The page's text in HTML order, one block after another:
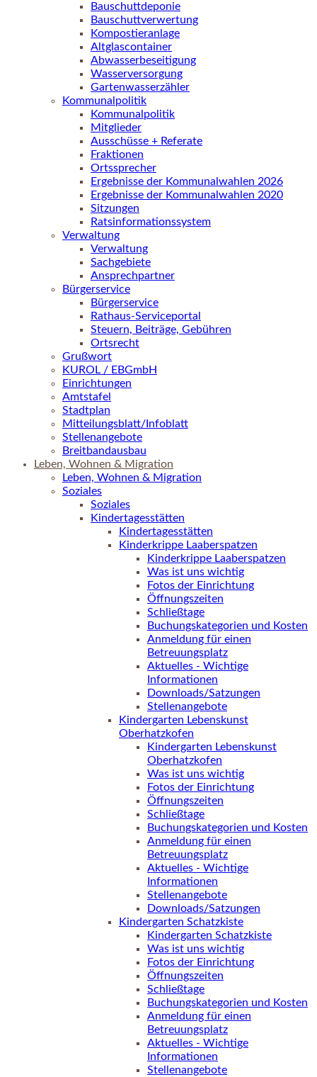
Bauschuttdeponie
Bauschuttverwertung
Kompostieranlage
Altglascontainer
Abwasserbeseitigung
Wasserversorgung
Gartenwasserzähler
Kommunalpolitik
Kommunalpolitik
Mitglieder
Ausschüsse + Referate
Fraktionen
Ortssprecher
Ergebnisse der Kommunalwahlen 2026
Ergebnisse der Kommunalwahlen 2020
Sitzungen
Ratsinformationssystem
Verwaltung
Verwaltung
Sachgebiete
Ansprechpartner
Bürgerservice
Bürgerservice
Rathaus-Serviceportal
Steuern, Beiträge, Gebühren
Ortsrecht
Grußwort
KUROL / EBGmbH
Einrichtungen
Amtstafel
Stadtplan
Mitteilungsblatt/Infoblatt
Stellenangebote
Breitbandausbau
Leben, Wohnen & Migration
Leben, Wohnen & Migration
Soziales
Soziales
Kindertagesstätten
Kindertagesstätten
Kinderkrippe Laaberspatzen
Kinderkrippe Laaberspatzen
Was ist uns wichtig
Fotos der Einrichtung
Öffnungszeiten
Schließtage
Buchungskategorien und Kosten
Anmeldung für einen
Betreuungsplatz
Aktuelles - Wichtige
Informationen
Downloads/Satzungen
Stellenangebote
Kindergarten Lebenskunst
Oberhatzkofen
Kindergarten Lebenskunst
Oberhatzkofen
Was ist uns wichtig
Fotos der Einrichtung
Öffnungszeiten
Schließtage
Buchungskategorien und Kosten
Anmeldung für einen
Betreuungsplatz
Aktuelles - Wichtige
Informationen
Stellenangebote
Downloads/Satzungen
Kindergarten Schatzkiste
Kindergarten Schatzkiste
Was ist uns wichtig
Fotos der Einrichtung
Öffnungszeiten
Schließtage
Buchungskategorien und Kosten
Anmeldung für einen
Betreuungsplatz
Aktuelles - Wichtige
Informationen
Stellenangebote